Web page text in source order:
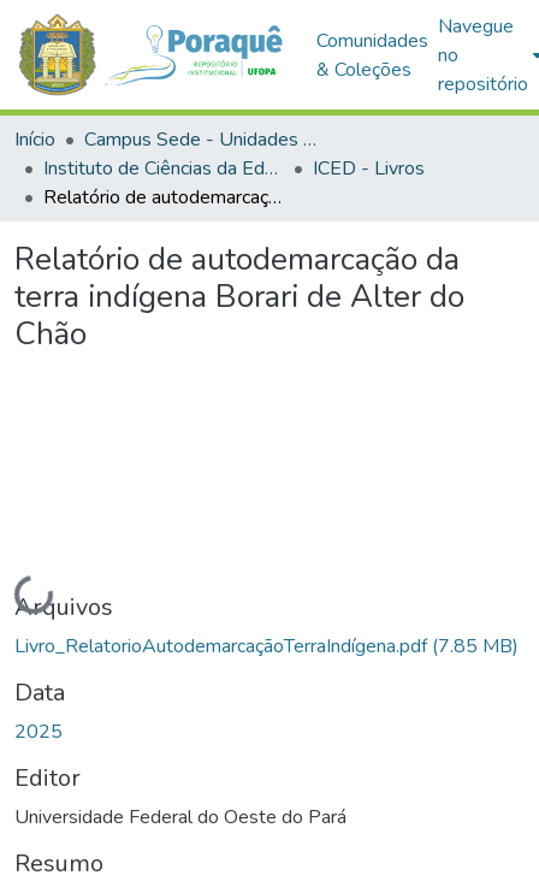
Comunidades
& Coleções
Navegue
no
repositório
Início
Campus Sede - Unidades Acadêmicas
Instituto de Ciências da Educação
ICED - Livros
Relatório de autodemarcação da terra indígena Borari de Alter do Chão
Relatório de autodemarcação da
terra indígena Borari de Alter do
Chão
Carregando...
Arquivos
Livro_RelatorioAutodemarcaçãoTerraIndígena.pdf(7.85 MB)
Data
2025
Editor
Universidade Federal do Oeste do Pará
Resumo